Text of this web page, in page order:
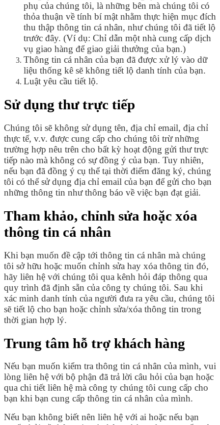
phụ của chúng tôi, là những bên mà chúng tôi có
thỏa thuận về tính bí mật nhằm thực hiện mục đích
thu thập thông tin cá nhân, như chúng tôi đã tiết lộ
trước đây. (Ví dụ: Chỉ dẫn một nhà cung cấp dịch
vụ giao hàng để giao giải thưởng của bạn.)
Thông tin cá nhân của bạn đã được xử lý vào dữ
liệu thống kê sẽ không tiết lộ danh tính của bạn.
Luật yêu cầu tiết lộ.
Sử dụng thư trực tiếp
Chúng tôi sẽ không sử dụng tên, địa chỉ email, địa chỉ
thực tế, v.v. được cung cấp cho chúng tôi trừ những
trường hợp nêu trên cho bất kỳ hoạt động gửi thư trực
tiếp nào mà không có sự đồng ý của bạn. Tuy nhiên,
nếu bạn đã đồng ý cụ thể tại thời điểm đăng ký, chúng
tôi có thể sử dụng địa chỉ email của bạn để gửi cho bạn
những thông tin như thông báo về việc bạn đạt giải.
Tham khảo, chỉnh sửa hoặc xóa
thông tin cá nhân
Khi bạn muốn đề cập tới thông tin cá nhân mà chúng
tôi sở hữu hoặc muốn chỉnh sửa hay xóa thông tin đó,
hãy liên hệ với chúng tôi qua kênh hỏi đáp thông qua
quy trình đã định sẵn của công ty chúng tôi. Sau khi
xác minh danh tính của người đưa ra yêu cầu, chúng tôi
sẽ tiết lộ cho bạn hoặc chỉnh sửa/xóa thông tin trong
thời gian hợp lý.
Trung tâm hỗ trợ khách hàng
Nếu bạn muốn kiểm tra thông tin cá nhân của mình, vui
lòng liên hệ với bộ phận đã trả lời câu hỏi của bạn hoặc
qua chi tiết liên hệ mà công ty chúng tôi cung cấp cho
bạn khi bạn cung cấp thông tin cá nhân của mình.
Nếu bạn không biết nên liên hệ với ai hoặc nếu bạn